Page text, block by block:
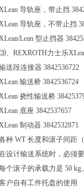
导轨座，带止挡
导轨座，不带止挡
Lean 型止挡器
、REXROTH力士乐
送段连接器 3842536722
输送桥 3842536724
挠性输送桥
底座 3842537657
制动器 3842532871
种 WT 长度和滚子间距
设计输送系统时，必须
个滚子的承载力是 50
户自有工件托盘的使用